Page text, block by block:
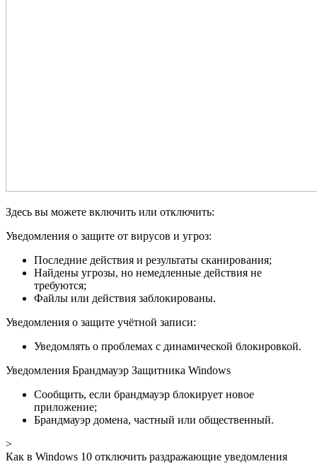
Здесь вы можете включить или отключить:
Уведомления о защите от вирусов и угроз:
Последние действия и результаты сканирования;
Найдены угрозы, но немедленные действия не
требуются;
Файлы или действия заблокированы.
Уведомления о защите учётной записи:
Уведомлять о проблемах с динамической блокировкой.
Уведомления Брандмауэр Защитника Windows
Сообщить, если брандмауэр блокирует новое
приложение;
Брандмауэр домена, частный или общественный.
>
Как в Windows 10 отключить раздражающие уведомления